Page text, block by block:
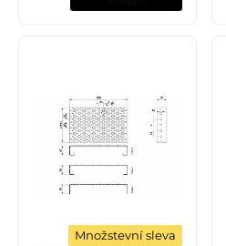
Množstevní sleva